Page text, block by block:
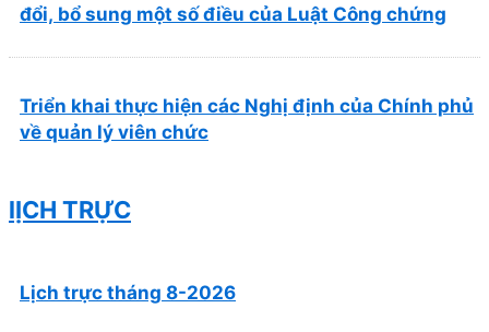
đổi, bổ sung một số điều của Luật Công chứng
Triển khai thực hiện các Nghị định của Chính phủ
về quản lý viên chức
lỊCH TRỰC
Lịch trực tháng 8-2026